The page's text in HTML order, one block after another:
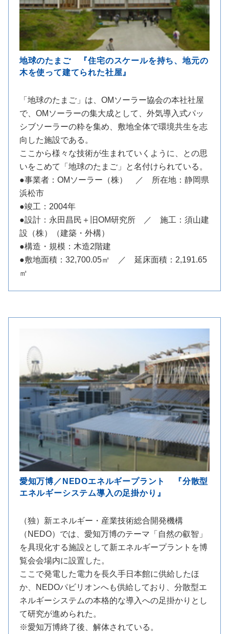
地球のたまご 『住宅のスケールを持ち、地元の
木を使って建てられた社屋』
「地球のたまご」は、OMソーラー協会の本社社屋
で、OMソーラーの集大成として、外気導入式パッ
シブソーラーの粋を集め、敷地全体で環境共生を志
向した施設である。
ここから様々な技術が生まれていくように、との思
いをこめて「地球のたまご」と名付けられている。
●事業者：OMソーラー（株） ／ 所在地：静岡県
浜松市
●竣工：2004年
●設計：永田昌民＋旧OM研究所 ／ 施工：須山建
設（株）（建築・外構）
●構造・規模：木造2階建
●敷地面積：32,700.05㎡ ／ 延床面積：2,191.65
㎡
愛知万博／NEDOエネルギープラント 『分散型
エネルギーシステム導入の足掛かり』
（独）新エネルギー・産業技術総合開発機構
（NEDO）では、愛知万博のテーマ「自然の叡智」
を具現化する施設として新エネルギープラントを博
覧会会場内に設置した。
ここで発電した電力を長久手日本館に供給したほ
か、NEDOパビリオンへも供給しており、分散型エ
ネルギーシステムの本格的な導入への足掛かりとし
て研究が進められた。
※愛知万博終了後、解体されている。